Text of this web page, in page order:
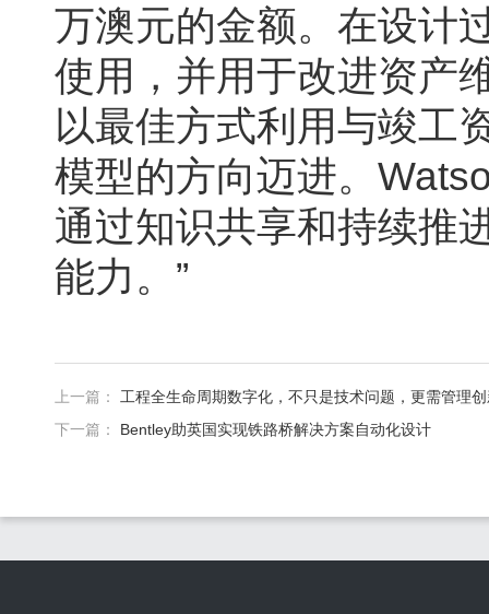
万澳元的金额。在设计
使用，并用于改进资产
以最佳方式利用与竣工
模型的方向迈进。
通过知识共享和持续推
能力。”
上一篇： 工程全生命周期数字化，不只是技术问题，更需管理
下一篇： Bentley助英国实现铁路桥解决方案自动化设计